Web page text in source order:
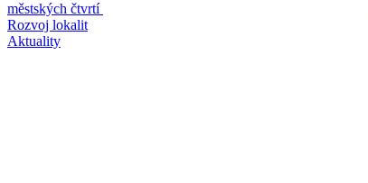
městských čtvrtí
Rozvoj lokalit
Aktuality